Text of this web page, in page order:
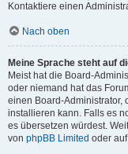
Kontaktiere einen
Nach oben
Meine Sprache steht auf
Meist hat die Board-
oder niemand hat das
einen Board-Administrator,
installieren kann. Falls es
es übersetzen würdest.
von phpBB Limited oder auf